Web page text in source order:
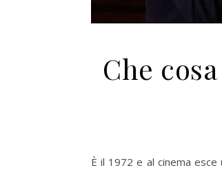
Che
È il 1972 e al cinema esce